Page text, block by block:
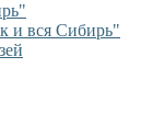
и вся Сибирь"